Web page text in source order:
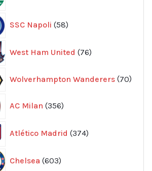
SSC Napoli 58
produkter
West Ham United 76
produkter
Wolverhampton Wanderers 70
AC Milan 356
produkter
Atlético Madrid 374
produkter
Chelsea 603
produkter